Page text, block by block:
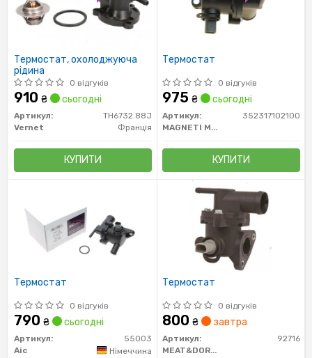
Термостат, охолоджуюча
рідина
0 відгуків
910 ₴ сьогодні
Артикул:
TH6732.88J
Vernet
Франція
КУПИТИ
Термостат
0 відгуків
975 ₴ сьогодні
Артикул:
352317102100
MAGNETI MARELLI
КУПИТИ
Термостат
0 відгуків
790 ₴ сьогодні
Артикул:
55003
Aic
Німеччина
Термостат
0 відгуків
800 ₴ завтра
Артикул:
92716
MEAT&DORIA